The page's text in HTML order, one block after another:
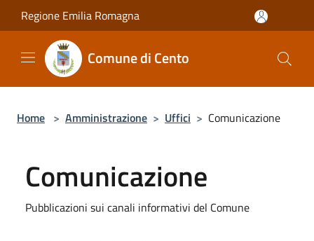
Salta al contenuto principale
Regione Emilia Romagna
Comune di Cento
Home > Amministrazione > Uffici > Comunicazione
Comunicazione
Pubblicazioni sui canali informativi del Comune